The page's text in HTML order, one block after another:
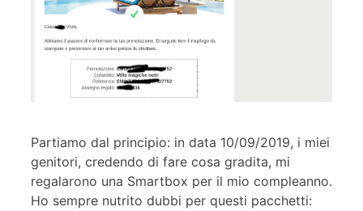
Partiamo dal principio: in data 10/09/2019, i miei
genitori, credendo di fare cosa gradita, mi
regalarono una Smartbox per il mio compleanno.
Ho sempre nutrito dubbi per questi pacchetti: